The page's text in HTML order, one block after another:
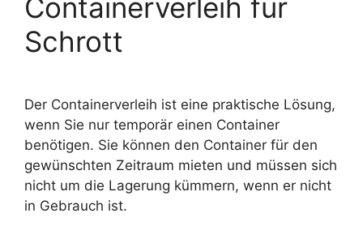
Containerverleih für
Schrott
Der Containerverleih ist eine praktische Lösung,
wenn Sie nur temporär einen Container
benötigen. Sie können den Container für den
gewünschten Zeitraum mieten und müssen sich
nicht um die Lagerung kümmern, wenn er nicht
in Gebrauch ist.